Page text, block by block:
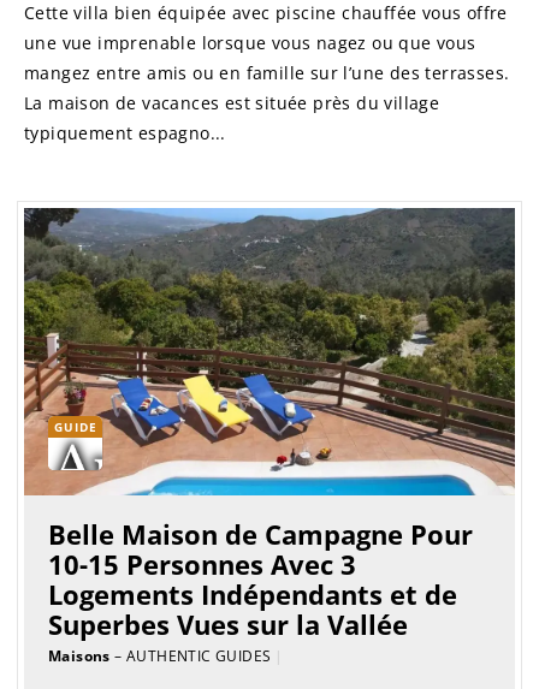
Cette villa bien équipée avec piscine chauffée vous offre
une vue imprenable lorsque vous nagez ou que vous
mangez entre amis ou en famille sur l’une des terrasses.
La maison de vacances est située près du village
typiquement espagno...
GUIDE
Belle Maison de Campagne Pour
10-15 Personnes Avec 3
Logements Indépendants et de
Superbes Vues sur la Vallée
Maisons – AUTHENTIC GUIDES |